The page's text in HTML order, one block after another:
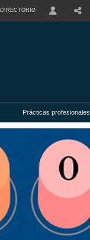
DIRECTORIO
Prácticas profesionales